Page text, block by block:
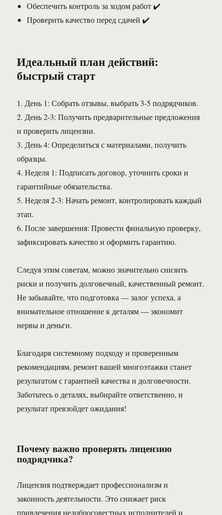
Обеспечить контроль за ходом работ ✔️
Проверить качество перед сдачей ✔️
Идеальный план действий:
быстрый старт
1. День 1: Собрать отзывы, выбрать 3-5 подрядчиков.
2. День 2-3: Получить предварительные предложения
и проверить лицензии.
3. День 4: Определиться с материалами, получить
образцы.
4. Неделя 1: Подписать договор, уточнить сроки и
гарантийные обязательства.
5. Неделя 2-3: Начать ремонт, контролировать каждый
этап.
6. После завершения: Провести финальную проверку,
зафиксировать качество и оформить гарантию.
Следуя этим советам, можно значительно снизить
риски и получить долговечный, качественный ремонт.
Не забывайте, что подготовка — залог успеха, а
внимательное отношение к деталям — экономит
нервы и деньги.
Благодаря системному подходу и проверенным
рекомендациям, ремонт вашей многоэтажки станет
результатом с гарантией качества и долговечности.
Заботьтесь о деталях, выбирайте ответственно, и
результат превзойдет ожидания!
Почему важно проверять лицензию
подрядчика?
Лицензия подтверждает профессионализм и
законность деятельности. Это снижает риск
привлечения недобросовестных исполнителей и